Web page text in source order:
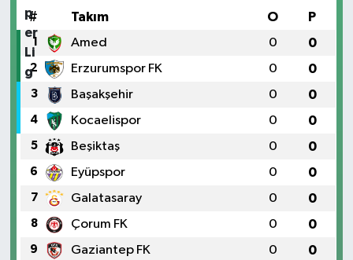
# Takım O P
1 Amed 0 0
2 Erzurumspor FK 0 0
3 Başakşehir 0 0
4 Kocaelispor 0 0
5 Beşiktaş 0 0
6 Eyüpspor 0 0
7 Galatasaray 0 0
8 Çorum FK 0 0
9 Gaziantep FK 0 0